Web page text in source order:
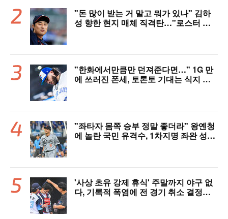
"돈 많이 받는 거 말고 뭐가 있나" 김하
성 향한 현지 매체 직격탄…"로스터 한
"한화에서만큼만 던져준다면…" 1G 만
에 쓰러진 폰세, 토론토 기대는 식지 않
"좌타자 몸쪽 승부 정말 좋더라" 왕옌청
에 놀란 국민 유격수, 1차지명 좌완 성장
'사상 초유 강제 휴식' 주말까지 야구 없
다, 기록적 폭염에 전 경기 취소 결정…1